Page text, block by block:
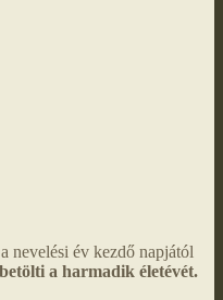
nevelési év kezdő napjától
a harmadik életévét.